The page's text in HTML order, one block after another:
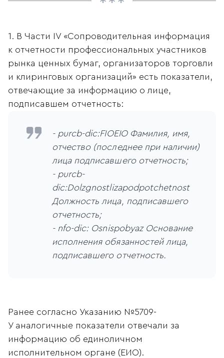
1. В Части IV «Сопроводительная информация
к отчетности профессиональных участников
рынка ценных бумаг, организаторов торговли
и клиринговых организаций» есть показатели,
отвечающие за информацию о лице,
подписавшем отчетность:
- purcb-dic:FIOEIO Фамилия, имя,
отчество (последнее при наличии)
лица подписавшего отчетность;
- purcb-
dic:Dolzgnostlizapodpotchetnost
Должность лица, подписавшего
отчетность;
- nfo-dic: Osnispobyaz Основание
исполнения обязанностей лица,
подписавшего отчетность.
Ранее согласно Указанию №5709-
У аналогичные показатели отвечали за
информацию об единоличном
исполнительном органе (ЕИО).